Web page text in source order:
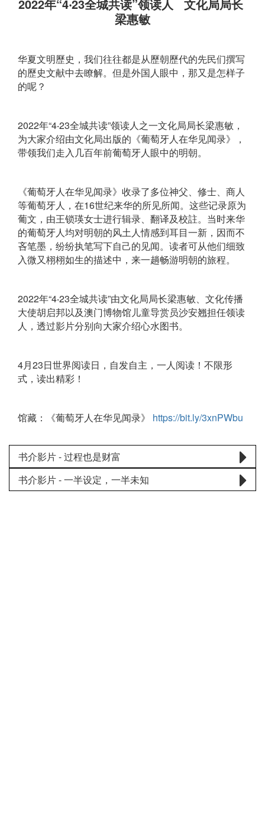
2022年“4‧23全城共读”领读人 文化局局长
梁惠敏
华夏文明歷史，我们往往都是从歷朝歷代的先民们撰写
的歷史文献中去瞭解。但是外国人眼中，那又是怎样子
的呢？
2022年“4‧23全城共读”领读人之一文化局局长梁惠敏，
为大家介绍由文化局出版的《葡萄牙人在华见闻录》，
带领我们走入几百年前葡萄牙人眼中的明朝。
《葡萄牙人在华见闻录》收录了多位神父、修士、商人
等葡萄牙人，在16世纪来华的所见所闻。这些记录原为
葡文，由王锁瑛女士进行辑录、翻译及校註。当时来华
的葡萄牙人均对明朝的风土人情感到耳目一新，因而不
吝笔墨，纷纷执笔写下自己的见闻。读者可从他们细致
入微又栩栩如生的描述中，来一趟畅游明朝的旅程。
2022年“4‧23全城共读”由文化局局长梁惠敏、文化传播
大使胡启邦以及澳门博物馆儿童导赏员沙安翘担任领读
人，透过影片分别向大家介绍心水图书。
4月23日世界阅读日，自发自主，一人阅读！不限形
式，读出精彩！
馆藏：《葡萄牙人在华见闻录》 https://bit.ly/3xnPWbu
书介影片 - 过程也是财富
书介影片 - 一半设定，一半未知